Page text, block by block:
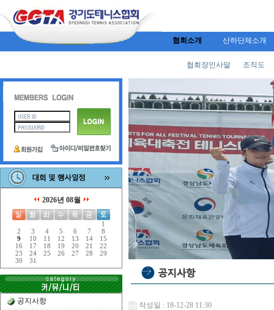
협회소개 산하단체소개
협회장인사말 조직도
2026년 08월
1
2
3 4 5 6 7
8
9
10 11 12 13 14
15
16
17 18 19 20 21
22
23
24 25 26 27 28
29
30
31
공지사항
작성일 : 18-12-28 11:30